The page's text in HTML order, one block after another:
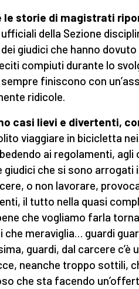
le storie di magistrati
della Sezione
giudici che hanno
compiuti durante lo
finiscono con
ridicole.
casi lievi e divertenti,
viaggiare in bicicletta
ai regolamenti, agli
giudici che si sono
o non lavorare,
il tutto nella quasi
che vogliamo farla
che meraviglia… guardi
guardi, dal carcere c’è
neanche troppo sottili,
che sta facendo